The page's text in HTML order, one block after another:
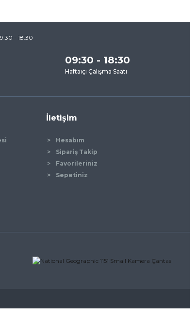
09:30 - 18:30
Haftaiçi Çalışma Saati
İletişim
Hesabım
Sipariş Takip
Favorileriniz
Sepetiniz